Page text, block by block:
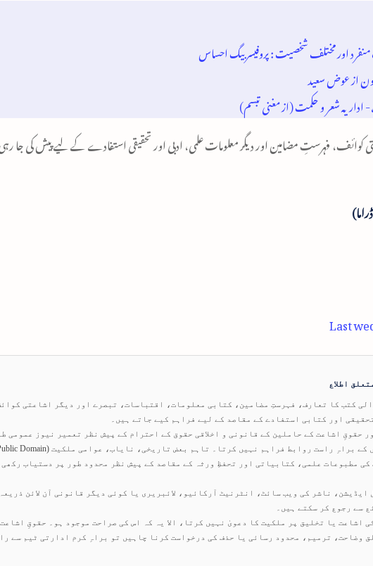
اور مختلف شخصیت : پروفیسر بیگ احساس
از عوض سعید
شعر و حکمت (از مغنی تبسم)
فہرستِ مضامین اور دیگر معلومات علمی، ادبی اور تحقیقی استفادے کے لیے پیش کی جا
Last
اطلاع
کتب کا تعارف، فہرستِ مضامین، کتابی معلومات، اقتباسات، تبصرے اور دیگر اشاعتی
اور کتابی استفادے کے مقاصد کے لیے فراہم کیے جاتے ہیں۔
حقوقِ اشاعت کے حاملین کے قانونی و اخلاقی حقوق کے احترام کے پیش نظر تعمیر نیوز عمومی
مطبوعات علمی، کتابیاتی اور تحفظِ ورثہ کے مقاصد کے پیش نظر محدود طور پر دستیاب رکھی
ناشر کی ویب سائٹ، انٹرنیٹ آرکائیو، لائبریری یا کوئی دیگر قانونی آن لائن ذریعہ
سے رجوع کر سکتے ہیں۔
اشاعت یا تخلیق پر ملکیت کا دعویٰ نہیں کرتا، الا یہ کہ اس کی صراحت موجود ہو۔ حقوقِ
وضاحت، ترمیم، محدود رسائی یا حذف کی درخواست کرنا چاہیں تو براہِ کرم ادارتی ٹیم سے